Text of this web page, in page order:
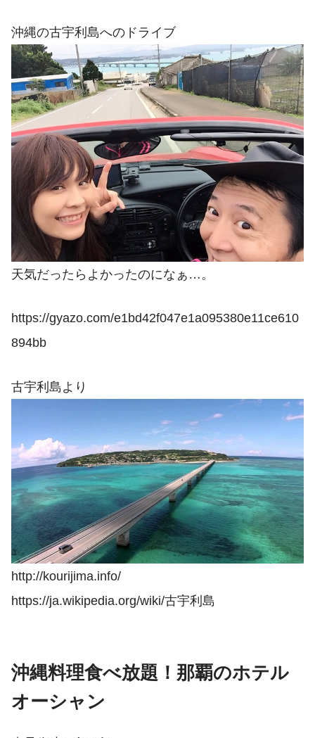
沖縄の古宇利島へのドライブ
天気だったらよかったのになぁ…。
https://gyazo.com/e1bd42f047e1a095380e11ce610
894bb
古宇利島より
http://kourijima.info/
https://ja.wikipedia.org/wiki/古宇利島
沖縄料理食べ放題！那覇のホテル
オーシャン